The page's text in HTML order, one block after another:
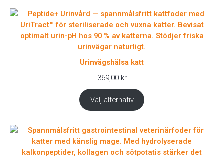
Urinvägshälsa katt
369,00 kr
Välj alternativ